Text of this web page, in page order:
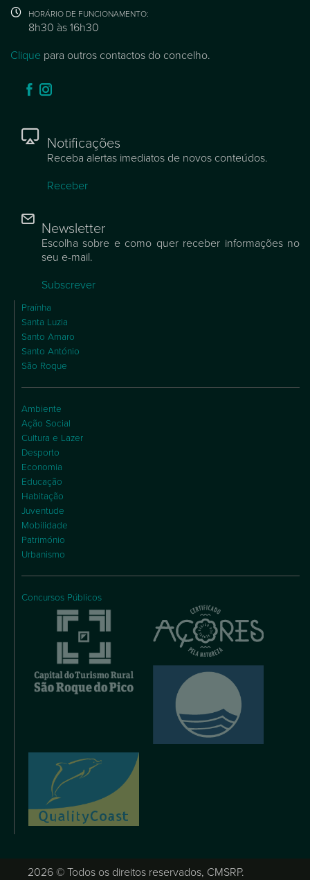
HORÁRIO DE FUNCIONAMENTO:
8h30 às 16h30
Clique para outros contactos do concelho.
Notificações
Receba alertas imediatos de novos conteúdos.
Receber
Newsletter
Escolha sobre e como quer receber informações no
seu e-mail.
Subscrever
Praínha
Santa Luzia
Santo Amaro
Santo António
São Roque
Ambiente
Ação Social
Cultura e Lazer
Desporto
Economia
Educação
Habitação
Juventude
Mobilidade
Património
Urbanismo
Concursos Públicos
2026 © Todos os direitos reservados, CMSRP.